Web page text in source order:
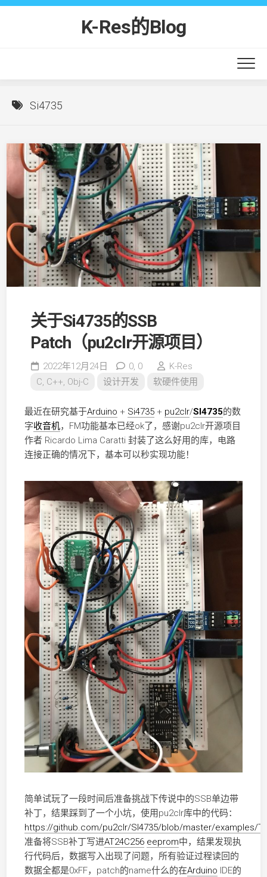
Skip
K-Res的Blog
Si4735
关于Si4735的SSB
Patch（pu2clr开源项目）
2022年12月24日 0, 0
K-Res
C, C++, Obj-C
设计开发 软硬件使用
最近在研究基于Arduino + Si4735+ pu2clr/SI4735的数
字收音机，FM功能基本已经ok了，感谢pu2clr开源项目
作者 Ricardo Lima Caratti 封装了这么好用的库，电路
连接正确的情况下，基本可以秒实现功能！
简单试玩了一段时间后准备挑战下传说中的SSB单边带
补丁，结果踩到了一个小坑，使用pu2clr库中的代码：
https://github.com/pu2clr/SI4735/blob/master/examples/
准备将SSB补丁写进AT24C256 eeprom中，结果发现执
行代码后，数据写入出现了问题，所有验证过程读回的
数据全都是0xFF，patch的name什么的在Arduino IDE的